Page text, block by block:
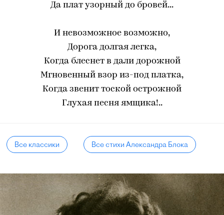
Да плат узорный до бровей...
И невозможное возможно,
Дорога долгая легка,
Когда блеснет в дали дорожной
Мгновенный взор из-под платка,
Когда звенит тоской острожной
Глухая песня ямщика!..
Все классики Все стихи Александра Блока